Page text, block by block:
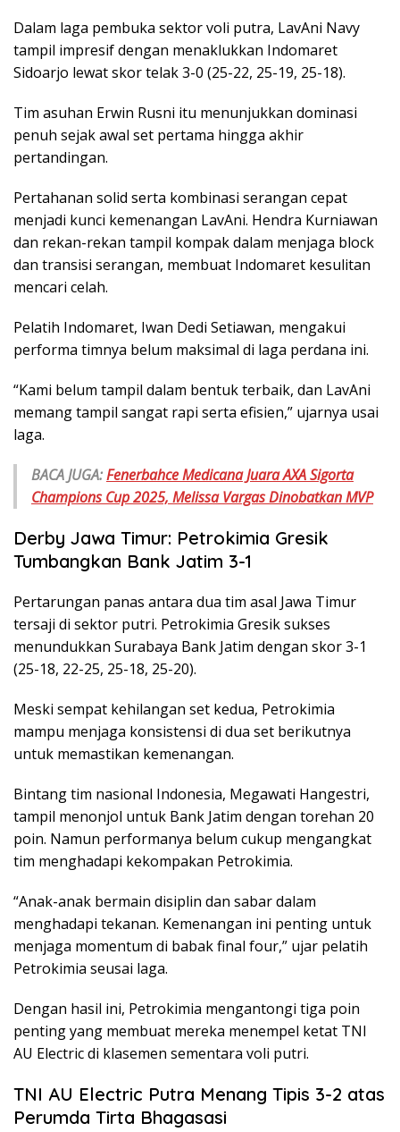
Dalam laga pembuka sektor voli putra, LavAni Navy
tampil impresif dengan menaklukkan Indomaret
Sidoarjo lewat skor telak 3-0 (25-22, 25-19, 25-18).
Tim asuhan Erwin Rusni itu menunjukkan dominasi
penuh sejak awal set pertama hingga akhir
pertandingan.
Pertahanan solid serta kombinasi serangan cepat
menjadi kunci kemenangan LavAni. Hendra Kurniawan
dan rekan-rekan tampil kompak dalam menjaga block
dan transisi serangan, membuat Indomaret kesulitan
mencari celah.
Pelatih Indomaret, Iwan Dedi Setiawan, mengakui
performa timnya belum maksimal di laga perdana ini.
“Kami belum tampil dalam bentuk terbaik, dan LavAni
memang tampil sangat rapi serta efisien,” ujarnya usai
laga.
BACA JUGA:Fenerbahce Medicana Juara AXA Sigorta
Champions Cup 2025, Melissa Vargas Dinobatkan MVP
Derby Jawa Timur: Petrokimia Gresik
Tumbangkan Bank Jatim 3-1
Pertarungan panas antara dua tim asal Jawa Timur
tersaji di sektor putri. Petrokimia Gresik sukses
menundukkan Surabaya Bank Jatim dengan skor 3-1
(25-18, 22-25, 25-18, 25-20).
Meski sempat kehilangan set kedua, Petrokimia
mampu menjaga konsistensi di dua set berikutnya
untuk memastikan kemenangan.
Bintang tim nasional Indonesia, Megawati Hangestri,
tampil menonjol untuk Bank Jatim dengan torehan 20
poin. Namun performanya belum cukup mengangkat
tim menghadapi kekompakan Petrokimia.
“Anak-anak bermain disiplin dan sabar dalam
menghadapi tekanan. Kemenangan ini penting untuk
menjaga momentum di babak final four,” ujar pelatih
Petrokimia seusai laga.
Dengan hasil ini, Petrokimia mengantongi tiga poin
penting yang membuat mereka menempel ketat TNI
AU Electric di klasemen sementara voli putri.
TNI AU Electric Putra Menang Tipis 3-2 atas
Perumda Tirta Bhagasasi